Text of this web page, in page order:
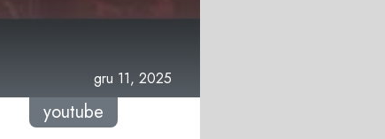
gru 11, 2025
youtube